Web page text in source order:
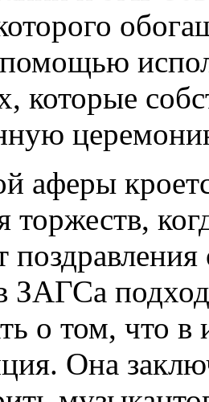
помощью
которые
аферы
торжеств,
ЗАГСа
о том, что
Она